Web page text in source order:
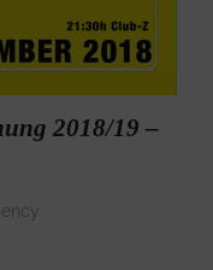
2018/19 –